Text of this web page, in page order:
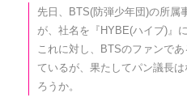
先日、BTS(防弾少年団)の所属
が、社名を『HYBE(ハイブ)』
これに対し、BTSのファンで
ているが、果たしてパン議長
ろうか。